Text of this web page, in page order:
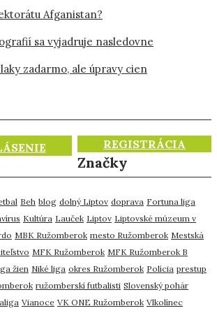
Afganistan?
sa vyjadruje nasledovne
zadarmo, ale úpravy cien
REGISTRÁCIA
Značky
Beh blog dolný Liptov doprava Fortuna liga
Kultúra Lauček Liptov Liptovské múzeum v
MBK Ružomberok mesto Ružomberok Mestská
MFK Ružomberok MFK Ružomberok B
žien Niké liga okres Ružomberok Polícia prestup
ružomberskí futbalisti Slovenský pohár
Vianoce VK ONE Ružomberok Vlkolínec